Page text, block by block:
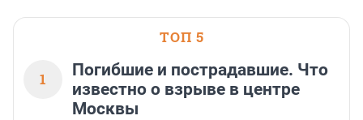
ТОП 5
1
Погибшие и пострадавшие. Что
известно о взрыве в центре
Москвы